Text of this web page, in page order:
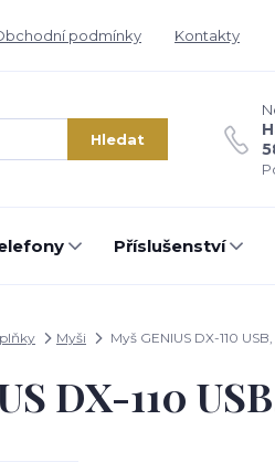
podmínky Kontakty
Hledat
Příslušenství
Myši Myš GENIUS DX-110
DX-110